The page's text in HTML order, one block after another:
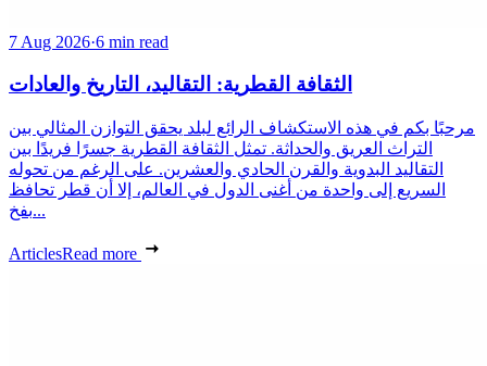
7 Aug 2026·6 min read
الثقافة القطرية: التقاليد، التاريخ والعادات
مرحبًا بكم في هذه الاستكشاف الرائع لبلد يحقق التوازن المثالي بين
التراث العريق والحداثة. تمثل الثقافة القطرية جسرًا فريدًا بين
التقاليد البدوية والقرن الحادي والعشرين. على الرغم من تحوله
السريع إلى واحدة من أغنى الدول في العالم، إلا أن قطر تحافظ
بفخ...
ArticlesRead more